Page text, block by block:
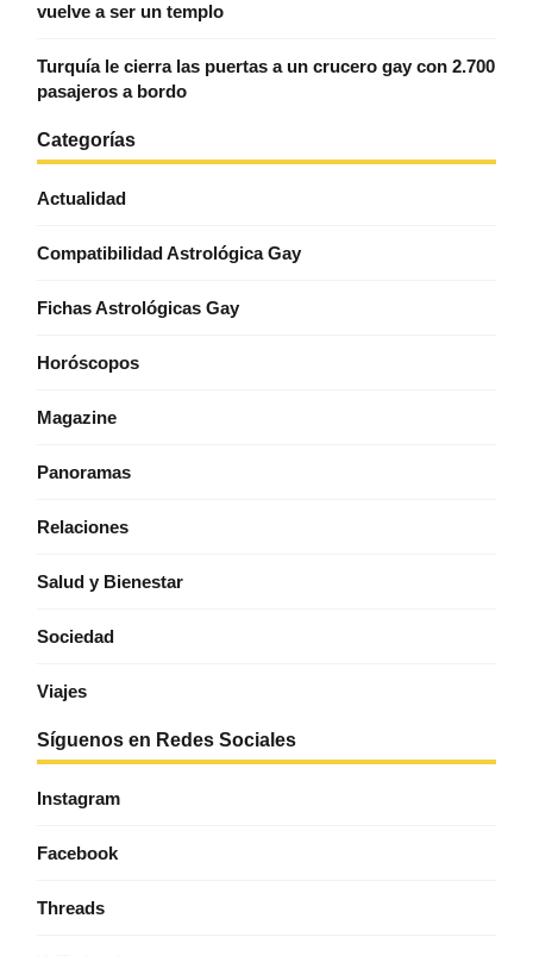
vuelve a ser un templo
Turquía le cierra las puertas a un crucero gay con 2.700
pasajeros a bordo
Categorías
Actualidad
Compatibilidad Astrológica Gay
Fichas Astrológicas Gay
Horóscopos
Magazine
Panoramas
Relaciones
Salud y Bienestar
Sociedad
Viajes
Síguenos en Redes Sociales
Instagram
Facebook
Threads